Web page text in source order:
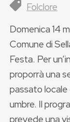
Folclore
Domenica 14
Comune di
Festa. Per
proporrà una
passato
umbre. Il
prevede una